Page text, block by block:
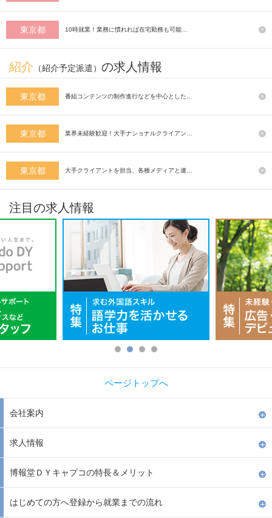
東京都 10時就業！業務に慣れれば在宅勤務も可能…
紹介 （紹介予定派遣） の求人情報
東京都 番組コンテンツの制作進行などを中心とした…
東京都 業界未経験歓迎！大手ナショナルクライアン…
東京都 大手クライアントを担当、各種メディアと連…
注目の求人情報
ページトップへ
会社案内
求人情報
博報堂ＤＹキャプコの特長＆メリット
はじめての方へ登録から就業までの流れ